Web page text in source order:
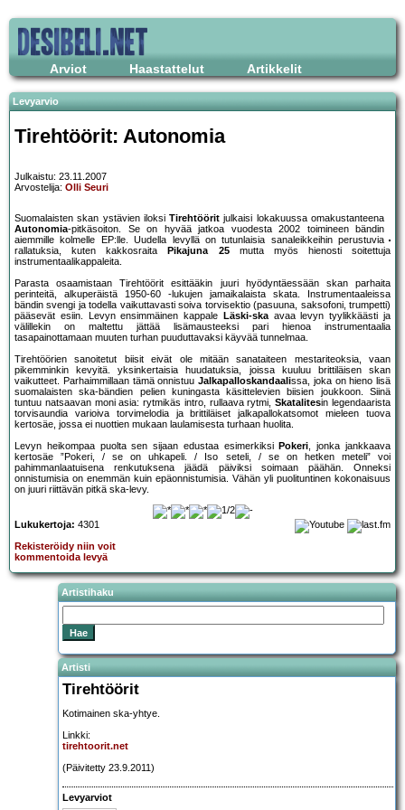
Arviot Haastattelut Artikkelit
Levyarvio
Tirehtöörit: Autonomia
Julkaistu: 23.11.2007
Arvostelija: Olli Seuri
Suomalaisten skan ystävien iloksiTirehtöörit julkaisi lokakuussa omakustanteena
Autonomia-pitkäsoiton. Se on hyvää jatkoa vuodesta 2002 toimineen bändin
aiemmille kolmelle EP:lle. Uudella levyllä on tutunlaisia sanaleikkeihin perustuvia
rallatuksia, kuten kakkosraita
Pikajuna 25mutta myös hienosti soitettuja
instrumentaalikappaleita.
Parasta osaamistaan Tirehtöörit esittääkin juuri hyödyntäessään skan parhaita
perinteitä, alkuperäistä 1950-60 -lukujen jamaikalaista skata. Instrumentaaleissa
bändin svengi ja todella vaikuttavasti soiva torvisektio (pasuuna, saksofoni, trumpetti)
pääsevät esiin. Levyn ensimmäinen kappale
Läski-skaavaa levyn tyylikkäästi ja
välillekin on maltettu jättää lisämausteeksi pari hienoa instrumentaalia
tasapainottamaan muuten turhan puuduttavaksi käyvää tunnelmaa.
Tirehtöörien sanoitetut biisit eivät ole mitään sanataiteen mestariteoksia, vaan
pikemminkin kevyitä. yksinkertaisia huudatuksia, joissa kuuluu brittiläisen skan
vaikutteet. Parhaimmillaan tämä onnistuu Jalkapalloskandaalissa, joka on hieno lisä
suomalaisten ska-bändien pelien kuningasta käsittelevien biisien joukkoon. Siinä
tuntuu natsaavan moni asia: rytmikäs intro, rullaava rytmi,Skatalitesin legendaarista
torvisaundia varioiva torvimelodia ja brittiläiset jalkapallokatsomot mieleen tuova
kertosäe, jossa ei nuottien mukaan laulamisesta turhaan huolita.
Levyn heikompaa puolta sen sijaan edustaa esimerkiksi Pokeri, jonka jankkaava
kertosäe ”Pokeri, / se on uhkapeli. / Iso seteli, / se on hetken meteli” voi
pahimmanlaatuisena renkutuksena jäädä päiviksi soimaan päähän. Onneksi
onnistumisia on enemmän kuin epäonnistumisia. Vähän yli puolituntinen kokonaisuus
on juuri riittävän pitkä ska-levy.
Lukukertoja: 4301
Rekisteröidy niin voit
kommentoida levyä
Artistihaku
Artisti
Tirehtöörit
Kotimainen ska-yhtye.
Linkki:
tirehtoorit.net
(Päivitetty 23.9.2011)
Levyarviot